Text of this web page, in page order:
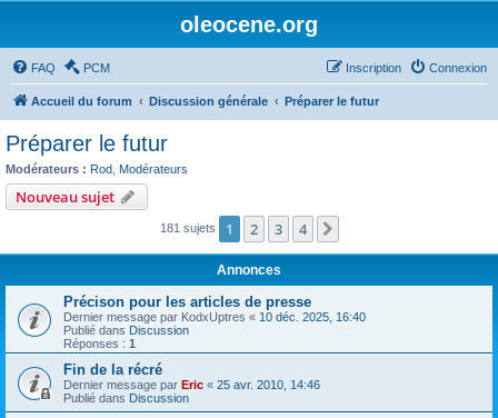
oleocene.org
FAQ PCM Connexion
Inscription
Accueil du forum Discussion générale Préparer le futur
Préparer le futur
Modérateurs : Rod Modérateurs
Nouveau sujet
181 sujets 1 2 3 4
Annonces
Précison pour les articles de presse
Dernier message par KodxUptres « 10 déc. 2025, 16:40
Publié dans Discussion
Réponses : 1
Fin de la récré
Dernier message par Eric « 25 avr. 2010, 14:46
Publié dans Discussion